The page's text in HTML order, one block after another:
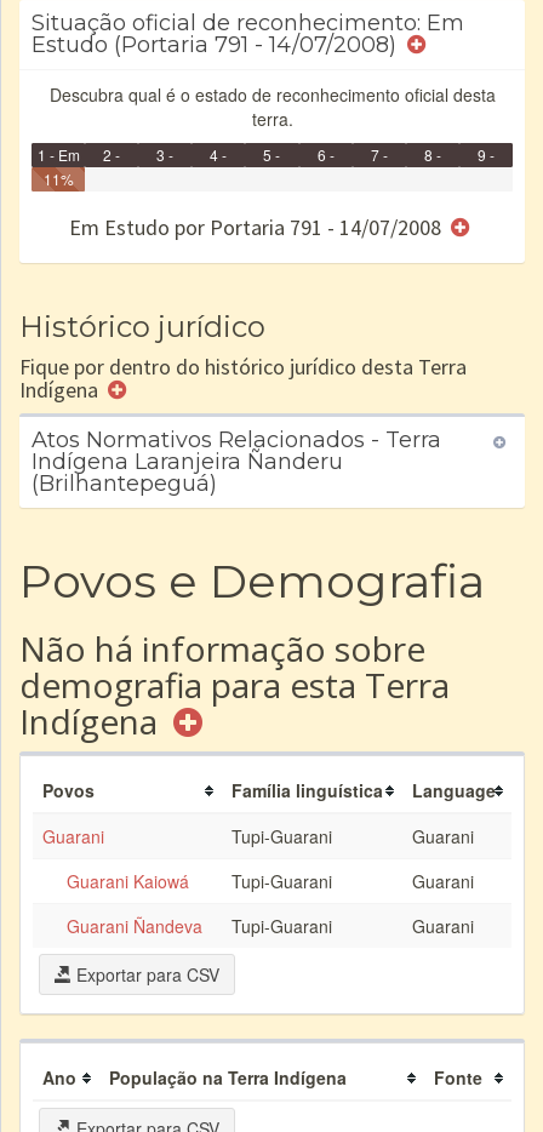
Situação oficial de reconhecimento: Em
Estudo (Portaria 791 - 14/07/2008)
Descubra qual é o estado de reconhecimento oficial desta
terra.
1 - Em
Identificação
2 -
3 -
4 -
5 -
6 -
e/ou
7 -
8 -
9 -
11%
Em Estudo por Portaria 791 - 14/07/2008
Histórico jurídico
Fique por dentro do histórico jurídico desta Terra
Indígena
Atos Normativos Relacionados - Terra
Indígena Laranjeira Ñanderu
(Brilhantepeguá)
Povos e Demografia
Não há informação sobre
demografia para esta Terra
Indígena
Povos Família linguística
Language
Guarani
Tupi-Guarani
Guarani
Guarani Kaiowá
Tupi-Guarani
Guarani
Guarani Ñandeva
Tupi-Guarani
Guarani
Exportar para CSV
Ano População na Terra Indígena Fonte